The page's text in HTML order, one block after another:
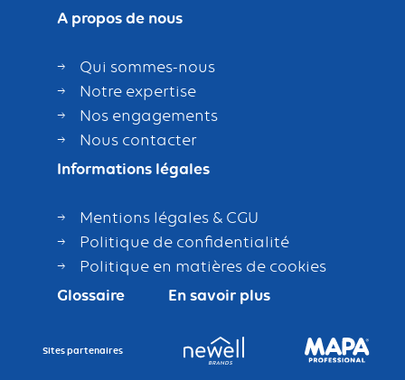
A propos de nous
Qui sommes-nous
Notre expertise
Nos engagements
Nous contacter
Informations légales
Mentions légales & CGU
Politique de confidentialité
Politique en matières de cookies
Glossaire
En savoir plus
Sites partenaires